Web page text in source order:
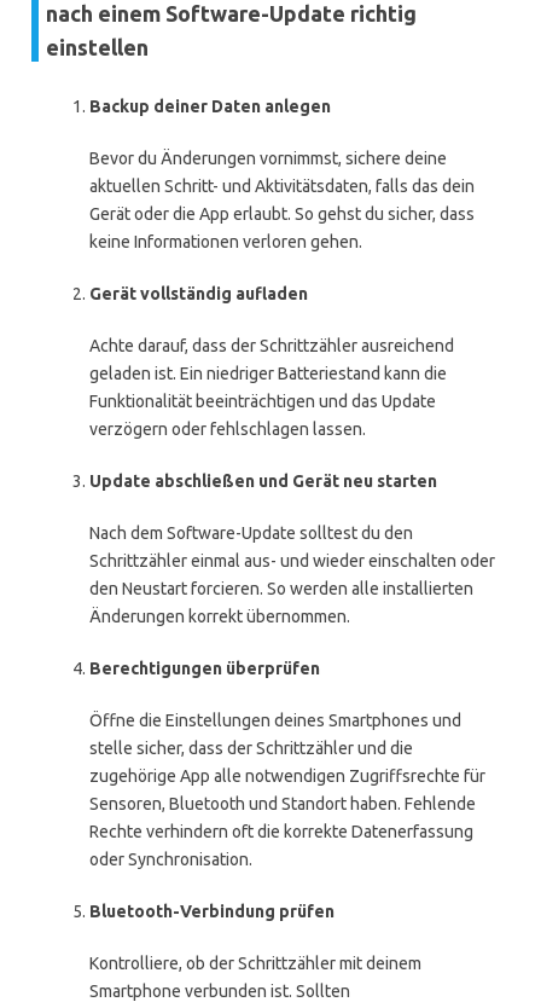
nach einem Software-Update richtig
einstellen
Backup deiner Daten anlegen
Bevor du Änderungen vornimmst, sichere deine
aktuellen Schritt- und Aktivitätsdaten, falls das dein
Gerät oder die App erlaubt. So gehst du sicher, dass
keine Informationen verloren gehen.
Gerät vollständig aufladen
Achte darauf, dass der Schrittzähler ausreichend
geladen ist. Ein niedriger Batteriestand kann die
Funktionalität beeinträchtigen und das Update
verzögern oder fehlschlagen lassen.
Update abschließen und Gerät neu starten
Nach dem Software-Update solltest du den
Schrittzähler einmal aus- und wieder einschalten oder
den Neustart forcieren. So werden alle installierten
Änderungen korrekt übernommen.
Berechtigungen überprüfen
Öffne die Einstellungen deines Smartphones und
stelle sicher, dass der Schrittzähler und die
zugehörige App alle notwendigen Zugriffsrechte für
Sensoren, Bluetooth und Standort haben. Fehlende
Rechte verhindern oft die korrekte Datenerfassung
oder Synchronisation.
Bluetooth-Verbindung prüfen
Kontrolliere, ob der Schrittzähler mit deinem
Smartphone verbunden ist. Sollten